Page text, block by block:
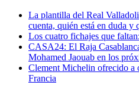
La plantilla del Real
cuenta, quién está en duda y
Los cuatro fichajes que
CASA24: El Raja
Mohamed Jaouab en los
Clement Michelin ofrecido a
Francia